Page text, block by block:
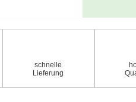
schnelle
Lieferung